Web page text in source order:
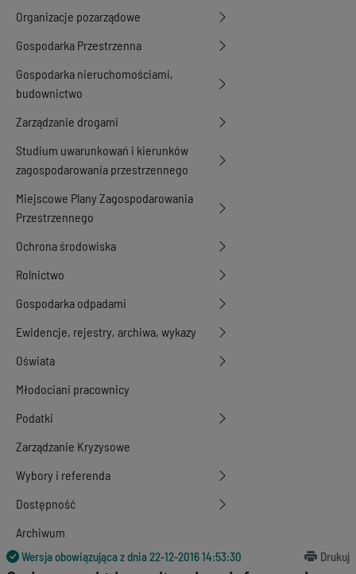
Organizacje pozarządowe
Gospodarka Przestrzenna
Gospodarka nieruchomościami,
budownictwo
Zarządzanie drogami
Studium uwarunkowań i kierunków
zagospodarowania przestrzennego
Miejscowe Plany Zagospodarowania
Przestrzennego
Ochrona środowiska
Rolnictwo
Gospodarka odpadami
Ewidencje, rejestry, archiwa, wykazy
Oświata
Młodociani pracownicy
Podatki
Zarządzanie Kryzysowe
Wybory i referenda
Dostępność
Archiwum
Wersja obowiązująca z dnia22-12-2016 14:53:30 Drukuj